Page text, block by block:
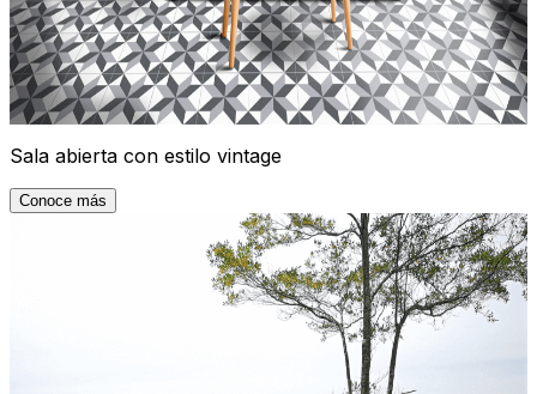
Sala abierta con estilo vintage
Conoce más